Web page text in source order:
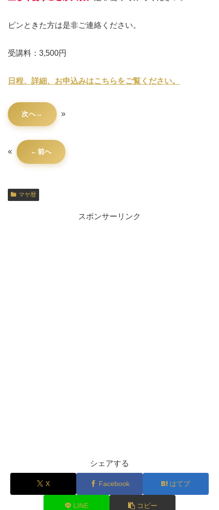
ピンときた方は是非ご連絡ください。
受講料：3,500円
日程、詳細、お申込みはこちらをご覧ください。
次へ »
« 前へ
マヤ暦
スポンサーリンク
シェアする
X Facebook はてブ
LINE コピー